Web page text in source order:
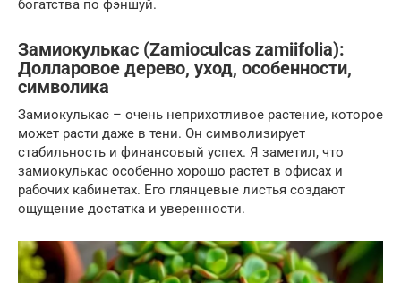
богатства по фэншуй.
Замиокулькас (Zamioculcas zamiifolia):
Долларовое дерево, уход, особенности,
символика
Замиокулькас – очень неприхотливое растение, которое
может расти даже в тени. Он символизирует
стабильность и финансовый успех. Я заметил, что
замиокулькас особенно хорошо растет в офисах и
рабочих кабинетах. Его глянцевые листья создают
ощущение достатка и уверенности.